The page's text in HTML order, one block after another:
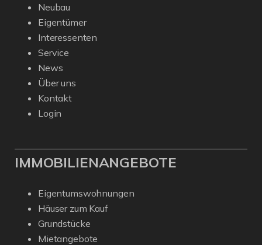
Neubau
Eigentümer
Interessenten
Service
News
Über uns
Kontakt
Login
IMMOBILIENANGEBOTE
Eigentumswohnungen
Häuser zum Kauf
Grundstücke
Mietangebote